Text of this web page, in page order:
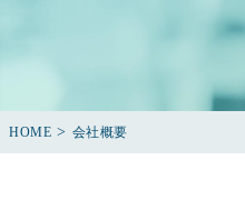
HOME > 会社概要